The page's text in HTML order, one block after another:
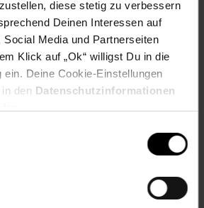
diese stetig zu verbessern
Deinen Interessen auf
Social Media und Partnerseiten
Klick auf „Ok“ willigst Du in die
ein. Deine Cookie-Einstellungen
den Datenschutzinformationen
Stück
Nein